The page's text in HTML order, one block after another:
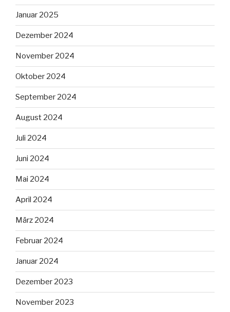
Januar 2025
Dezember 2024
November 2024
Oktober 2024
September 2024
August 2024
Juli 2024
Juni 2024
Mai 2024
April 2024
März 2024
Februar 2024
Januar 2024
Dezember 2023
November 2023